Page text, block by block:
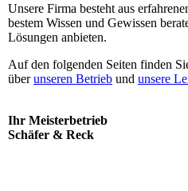
Unsere Firma besteht aus
bestem Wissen und Gewissen
Lösungen anbieten.
Auf den folgenden Seiten finden
überunseren Betrieb und unsere
Ihr Meisterbetrieb
Schäfer & Reck